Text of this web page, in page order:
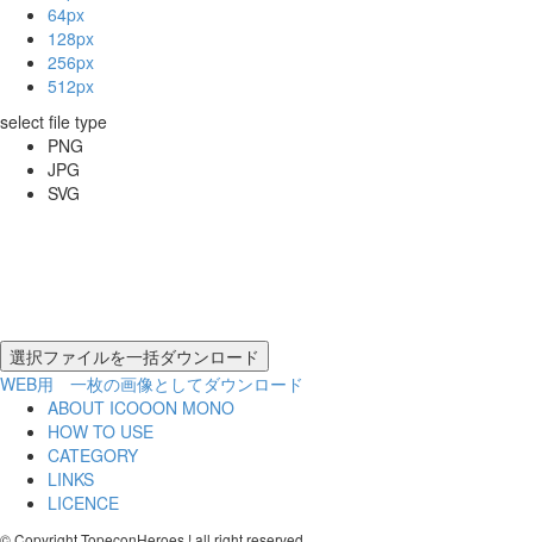
64px
128px
256px
512px
select file type
PNG
JPG
SVG
WEB用 一枚の画像としてダウンロード
ABOUT ICOOON MONO
HOW TO USE
CATEGORY
LINKS
LICENCE